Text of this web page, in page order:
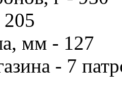
мм - 127
- 7